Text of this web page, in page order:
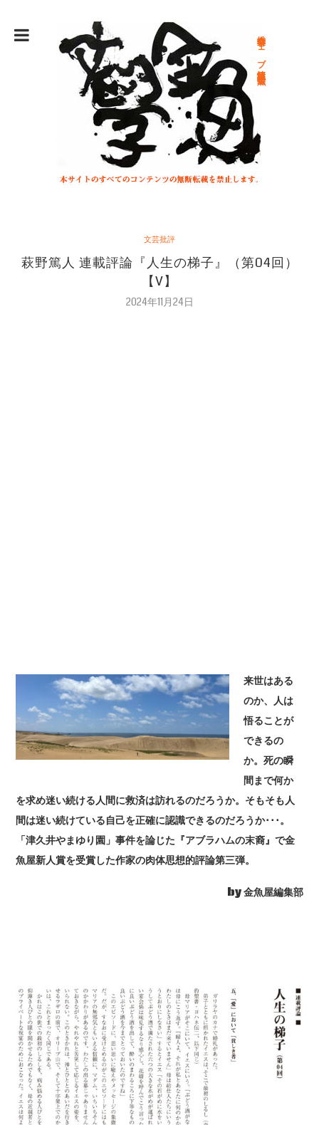
総合文学ウェブ情報誌 文学金魚
文芸批評
萩野篤人 連載評論『人生の梯子』（第04回）
【V】
2024年11月24日
来世はある
のか、人は
悟ることが
できるの
か。死の瞬
間まで何か
を求め迷い続ける人間に救済は訪れるのだろうか。そもそも人
間は迷い続けている自己を正確に認識できるのだろうか･･･。
「津久井やまゆり園」事件を論じた『アブラハムの末裔』で金
魚屋新人賞を受賞した作家の肉体思想的評論第三弾。
by 金魚屋編集部